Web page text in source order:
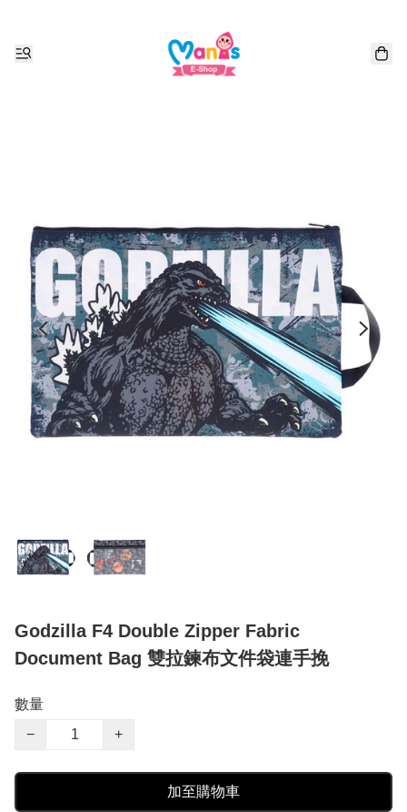
Godzilla F4 Double Zipper Fabric
Document Bag 雙拉鍊布文件袋連手挽
數量
−
+
加至購物車